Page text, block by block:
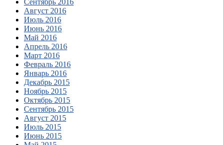
Сентябрь 2016
Август 2016
Июль 2016
Июнь 2016
Май 2016
Апрель 2016
Март 2016
Февраль 2016
Январь 2016
Декабрь 2015
Ноябрь 2015
Октябрь 2015
Сентябрь 2015
Август 2015
Июль 2015
Июнь 2015